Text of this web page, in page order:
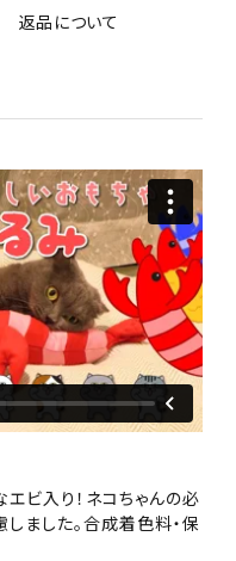
返品について
ビ入り！ネコちゃんの必
ました。合成着色料・保